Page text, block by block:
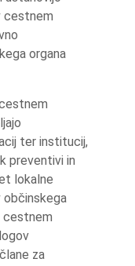
cestnem
organa
ter institucij,
preventivi in
lokalne
cestnem
za